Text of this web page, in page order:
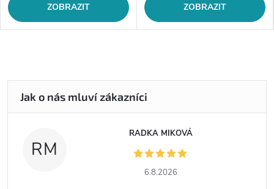
ZOBRAZIT ZOBRAZIT
RM
RADKA MIKOVÁ
6.8.2026